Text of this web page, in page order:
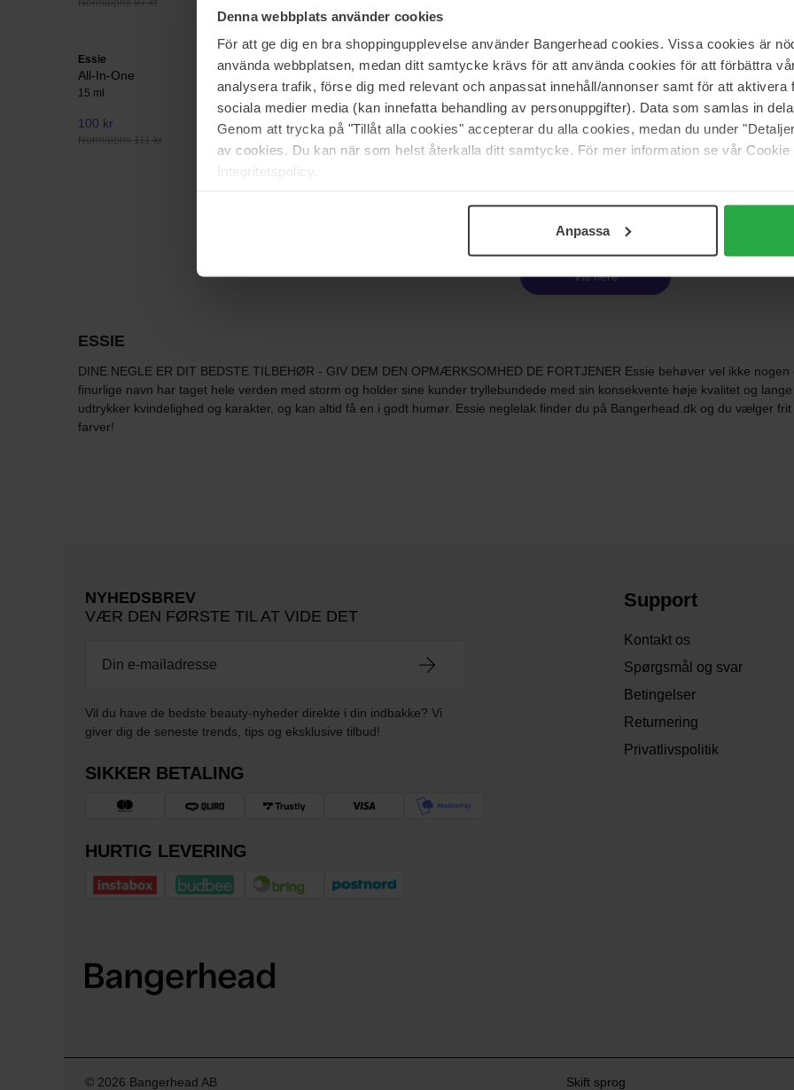
Denna webbplats använder cookies
För att ge dig en bra shoppingupplevelse använder Bangerhead cookies. Vissa cookies är
använda webbplatsen, medan ditt samtycke krävs för att använda cookies för att förbättra
analysera trafik, förse dig med relevant och anpassat innehåll/annonser samt för att aktivera
sociala medier media (kan innefatta behandling av personuppgifter). Data som samlas in
Genom att trycka på "Tillåt alla cookies" accepterar du alla cookies, medan du under
av cookies. Du kan när som helst återkalla ditt samtycke. För mer information se vår
Integritetspolicy.
Anpassa
Essie
All-In-One
15 ml
100 kr
Normalpris 111 kr
Ikke på lager
Care Apricot Cuticle Oil
13 ml
100 kr Ikke på lager
Essie
10 ml
89 kr
Side 1 af 2 Næste
Vis flere
ESSIE
DINE NEGLE ER DIT BEDSTE TILBEHØR - GIV DEM DEN OPMÆRKSOMHED DE FORTJENER Essie behøver vel ikke
finurlige navn har taget hele verden med storm og holder sine kunder tryllebundede med sin konsekvente høje kvalitet og
udtrykker kvindelighed og karakter, og kan altid få en i godt humør. Essie neglelak finder du på Bangerhead.dk og du vælger
farver!
NYHEDSBREV
VÆR DEN FØRSTE TIL AT VIDE DET
Vil du have de bedste beauty-nyheder direkte i din indbakke? Vi
giver dig de seneste trends, tips og eksklusive tilbud!
SIKKER BETALING
HURTIG LEVERING
Support
Kontakt os
Spørgsmål og svar
Betingelser
Returnering
Privatlivspolitik
© 2026 Bangerhead AB Skift sprog